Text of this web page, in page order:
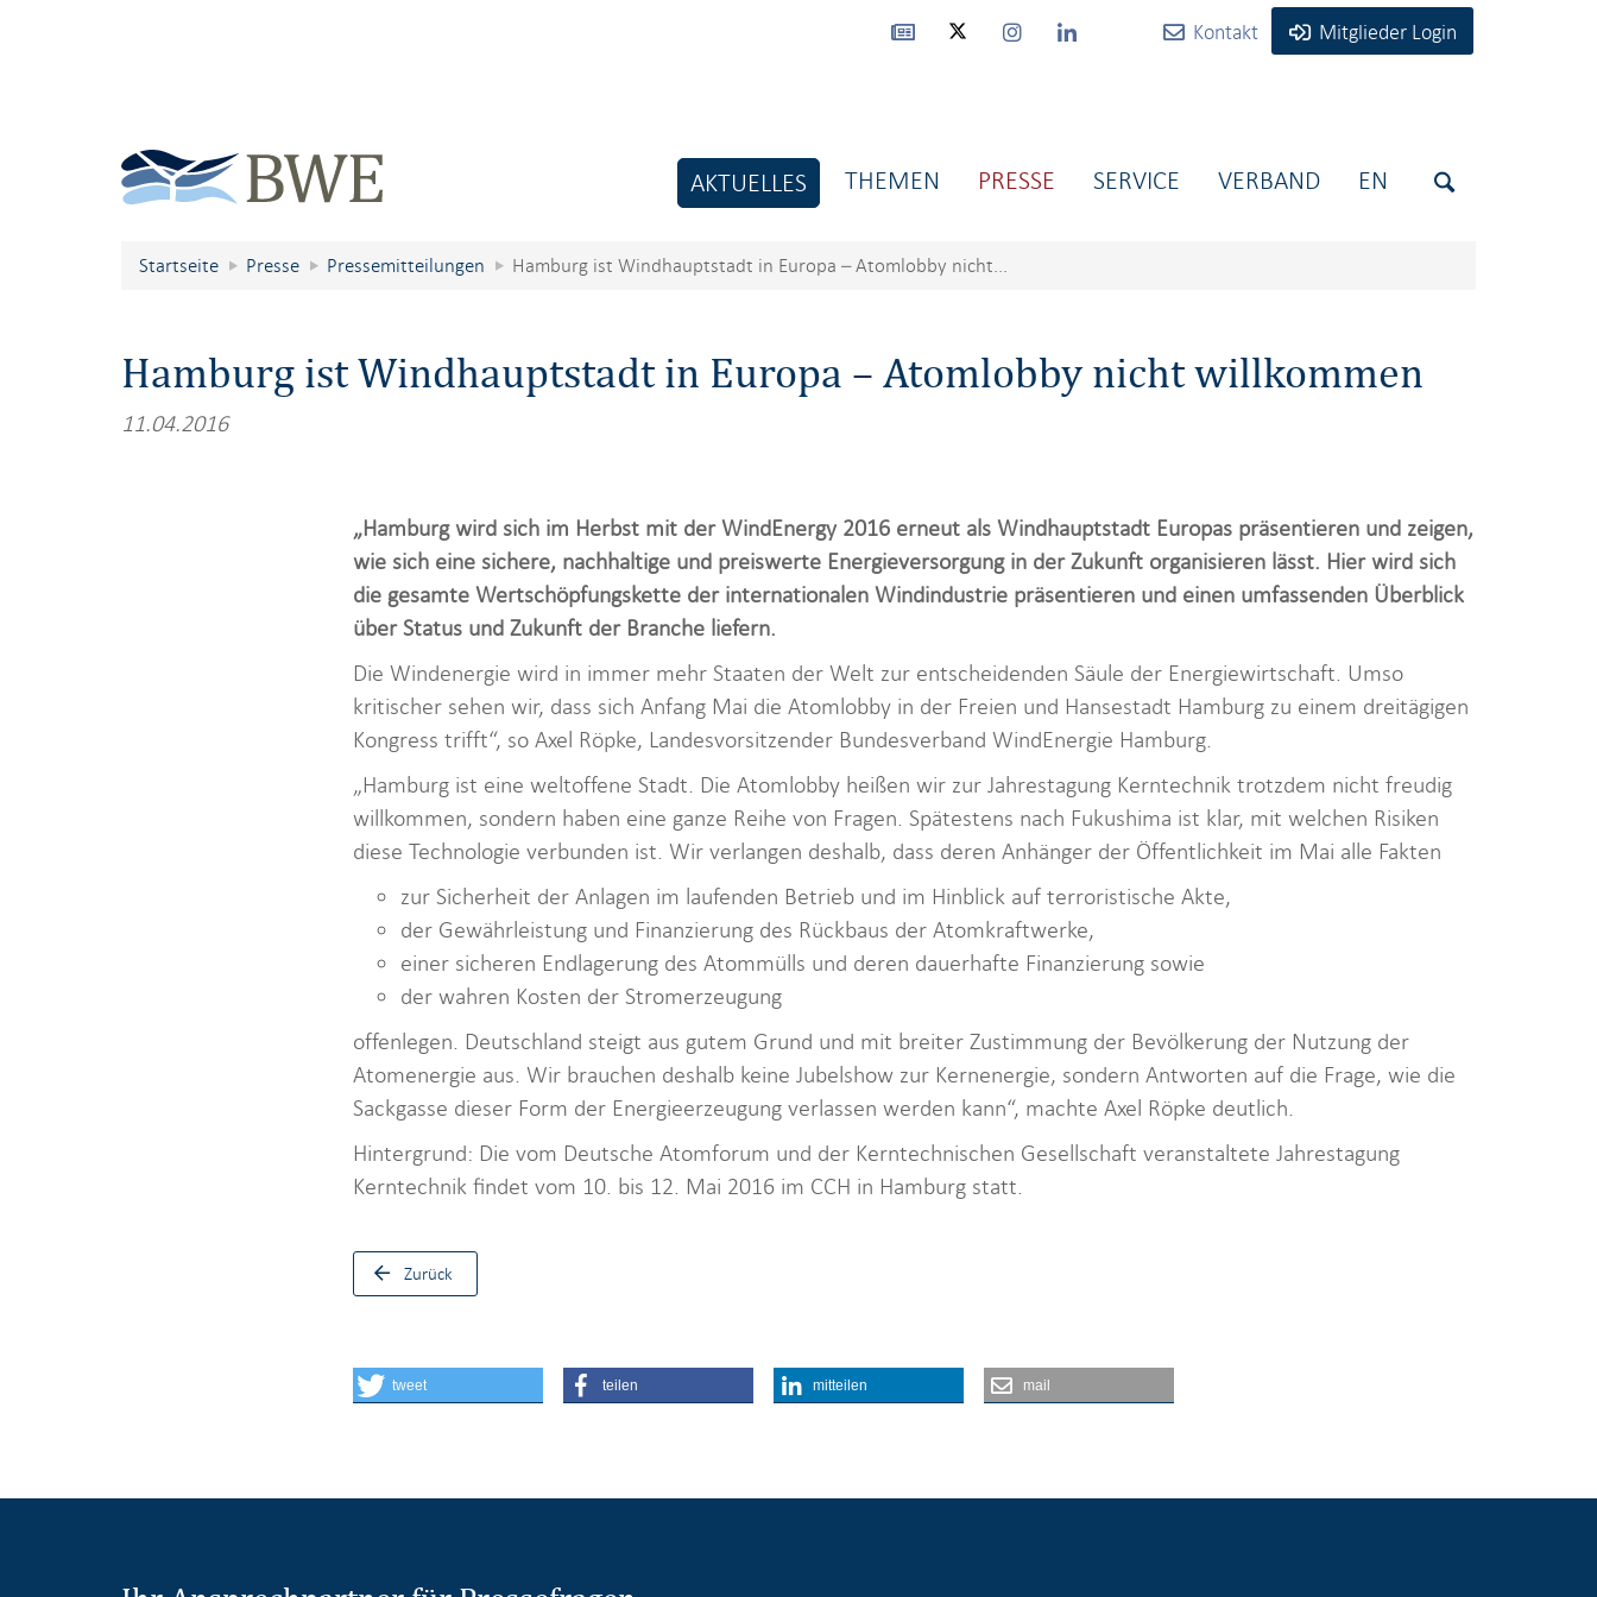
Kontakt Mitglieder Login
AKTUELLES THEMEN PRESSE SERVICE VERBAND EN
Startseite Presse Pressemitteilungen Hamburg ist Windhauptstadt in Europa – Atomlobby nicht...
Hamburg ist Windhauptstadt in Europa – Atomlobby nicht willkommen
11.04.2016
„Hamburg wird sich im Herbst mit der WindEnergy 2016 erneut als Windhauptstadt Europas präsentieren und zeigen,
wie sich eine sichere, nachhaltige und preiswerte Energieversorgung in der Zukunft organisieren lässt. Hier wird sich
die gesamte Wertschöpfungskette der internationalen Windindustrie präsentieren und einen umfassenden Überblick
über Status und Zukunft der Branche liefern.
Die Windenergie wird in immer mehr Staaten der Welt zur entscheidenden Säule der Energiewirtschaft. Umso
kritischer sehen wir, dass sich Anfang Mai die Atomlobby in der Freien und Hansestadt Hamburg zu einem dreitägigen
Kongress trifft“, so Axel Röpke, Landesvorsitzender Bundesverband WindEnergie Hamburg.
„Hamburg ist eine weltoffene Stadt. Die Atomlobby heißen wir zur Jahrestagung Kerntechnik trotzdem nicht freudig
willkommen, sondern haben eine ganze Reihe von Fragen. Spätestens nach Fukushima ist klar, mit welchen Risiken
diese Technologie verbunden ist. Wir verlangen deshalb, dass deren Anhänger der Öffentlichkeit im Mai alle Fakten
zur Sicherheit der Anlagen im laufenden Betrieb und im Hinblick auf terroristische Akte,
der Gewährleistung und Finanzierung des Rückbaus der Atomkraftwerke,
einer sicheren Endlagerung des Atommülls und deren dauerhafte Finanzierung sowie
der wahren Kosten der Stromerzeugung
offenlegen. Deutschland steigt aus gutem Grund und mit breiter Zustimmung der Bevölkerung der Nutzung der
Atomenergie aus. Wir brauchen deshalb keine Jubelshow zur Kernenergie, sondern Antworten auf die Frage, wie die
Sackgasse dieser Form der Energieerzeugung verlassen werden kann“, machte Axel Röpke deutlich.
Hintergrund: Die vom Deutsche Atomforum und der Kerntechnischen Gesellschaft veranstaltete Jahrestagung
Kerntechnik findet vom 10. bis 12. Mai 2016 im CCH in Hamburg statt.
Zurück
tweet teilen mitteilen mail